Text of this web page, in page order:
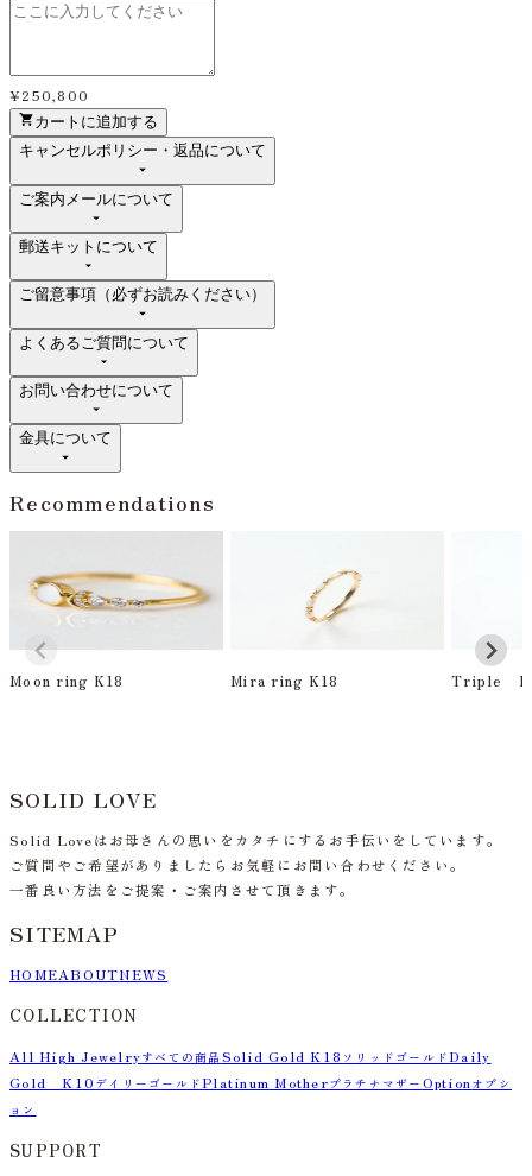
¥250,800
カートに追加する
キャンセルポリシー・返品について
ご案内メールについて
郵送キットについて
ご留意事項（必ずお読みください）
よくあるご質問について
お問い合わせについて
金具について
Recommendations
Moon ring K18 Mira ring K18 Triple
SOLID LOVE
Solid Loveはお母さんの思いをカタチにするお手伝いをしています。
ご質問やご希望がありましたらお気軽にお問い合わせください。
一番良い方法をご提案・ご案内させて頂きます。
SITEMAP
HOMEABOUTNEWS
COLLECTION
All High Jewelryすべての商品 Solid Gold K18 ソリッドゴールドDaily
Gold K10 デイリーゴールドPlatinum Motherプラチナマザー Option オプシ
ョン
SUPPORT